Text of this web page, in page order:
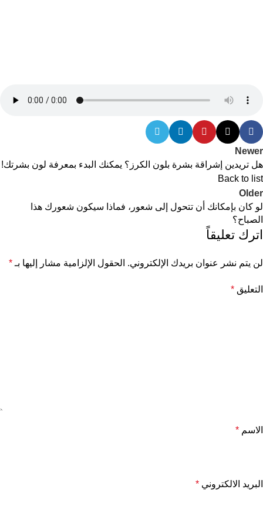
Newer
هل تريدين إشراقة بشرة بلون الكرز؟ يمكنك البدء بمعرفة لون بشرتك!
Back to list
Older
لو كان بإمكانك أن تتحول إلى شعور، فماذا سيكون شعورك هذا
الصباح؟
اترك تعليقاً
لن يتم نشر عنوان بريدك الإلكتروني. الحقول الإلزامية مشار إليها بـ *
التعليق *
الاسم *
البريد الالكتروني *